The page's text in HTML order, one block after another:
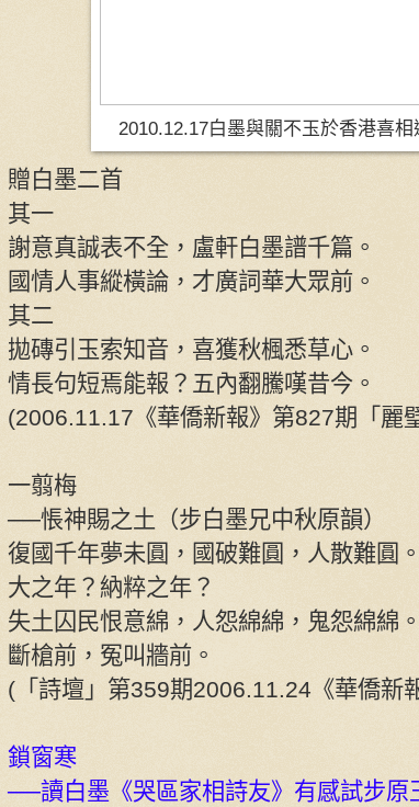
2010.12.17白墨與關不玉於香港喜
贈白墨二首
其一
謝意真誠表不全，盧軒白墨譜千篇。
國情人事縱橫論，才廣詞華大眾前。
其二
拋磚引玉索知音，喜獲秋楓悉草心。
情長句短焉能報？五內翻騰嘆昔今。
(2006.11.17《華僑新報》第827期「麗
一翦梅
──悵神賜之土（步白墨兄中秋原韻）
復國千年夢未圓，國破難圓，人散難圓
大之年？納粹之年？
失土囚民恨意綿，人怨綿綿，鬼怨綿綿
斷槍前，冤叫牆前。
(「詩壇」第359期2006.11.24《華僑新
鎖窗寒
──讀白墨《哭區家相詩友》有感試步原